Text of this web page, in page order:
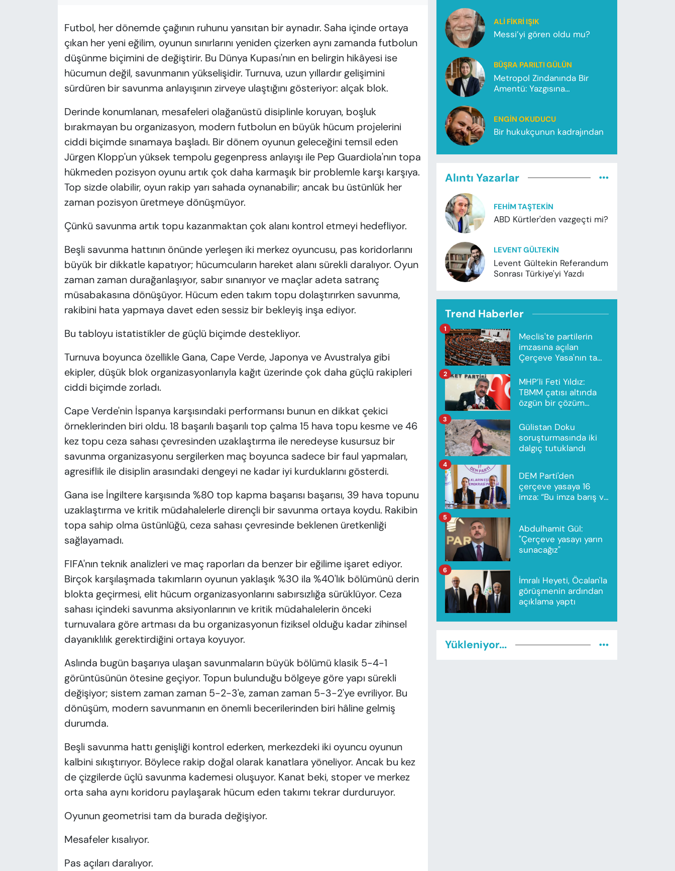
Futbol, her dönemde çağının ruhunu yansıtan bir aynadır. Saha içinde ortaya
çıkan her yeni eğilim, oyunun sınırlarını yeniden çizerken aynı zamanda futbolun
düşünme biçimini de değiştirir. Bu Dünya Kupası'nın en belirgin hikâyesi ise
hücumun değil, savunmanın yükselişidir. Turnuva, uzun yıllardır gelişimini
sürdüren bir savunma anlayışının zirveye ulaştığını gösteriyor: alçak blok.
Derinde konumlanan, mesafeleri olağanüstü disiplinle koruyan, boşluk
bırakmayan bu organizasyon, modern futbolun en büyük hücum projelerini
ciddi biçimde sınamaya başladı. Bir dönem oyunun geleceğini temsil eden
Jürgen Klopp'un yüksek tempolu gegenpress anlayışı ile Pep Guardiola'nın topa
hükmeden pozisyon oyunu artık çok daha karmaşık bir problemle karşı karşıya.
Top sizde olabilir, oyun rakip yarı sahada oynanabilir; ancak bu üstünlük her
zaman pozisyon üretmeye dönüşmüyor.
Çünkü savunma artık topu kazanmaktan çok alanı kontrol etmeyi hedefliyor.
Beşli savunma hattının önünde yerleşen iki merkez oyuncusu, pas koridorlarını
büyük bir dikkatle kapatıyor; hücumcuların hareket alanı sürekli daralıyor. Oyun
zaman zaman durağanlaşıyor, sabır sınanıyor ve maçlar adeta satranç
müsabakasına dönüşüyor. Hücum eden takım topu dolaştırırken savunma,
rakibini hata yapmaya davet eden sessiz bir bekleyiş inşa ediyor.
Bu tabloyu istatistikler de güçlü biçimde destekliyor.
Turnuva boyunca özellikle Gana, Cape Verde, Japonya ve Avustralya gibi
ekipler, düşük blok organizasyonlarıyla kağıt üzerinde çok daha güçlü rakipleri
ciddi biçimde zorladı.
Cape Verde'nin İspanya karşısındaki performansı bunun en dikkat çekici
örneklerinden biri oldu. 18 başarılı başarılı top çalma 15 hava topu kesme ve 46
kez topu ceza sahası çevresinden uzaklaştırma ile neredeyse kusursuz bir
savunma organizasyonu sergilerken maç boyunca sadece bir faul yapmaları,
agresiflik ile disiplin arasındaki dengeyi ne kadar iyi kurduklarını gösterdi.
Gana ise İngiltere karşısında %80 top kapma başarısı başarısı, 39 hava topunu
uzaklaştırma ve kritik müdahalelerle dirençli bir savunma ortaya koydu. Rakibin
topa sahip olma üstünlüğü, ceza sahası çevresinde beklenen üretkenliği
sağlayamadı.
FIFA'nın teknik analizleri ve maç raporları da benzer bir eğilime işaret ediyor.
Birçok karşılaşmada takımların oyunun yaklaşık %30 ila %40'lık bölümünü derin
blokta geçirmesi, elit hücum organizasyonlarını sabırsızlığa sürüklüyor. Ceza
sahası içindeki savunma aksiyonlarının ve kritik müdahalelerin önceki
turnuvalara göre artması da bu organizasyonun fiziksel olduğu kadar zihinsel
dayanıklılık gerektirdiğini ortaya koyuyor.
Aslında bugün başarıya ulaşan savunmaların büyük bölümü klasik 5-4-1
görüntüsünün ötesine geçiyor. Topun bulunduğu bölgeye göre yapı sürekli
değişiyor; sistem zaman zaman 5-2-3'e, zaman zaman 5-3-2'ye evriliyor. Bu
dönüşüm, modern savunmanın en önemli becerilerinden biri hâline gelmiş
durumda.
Beşli savunma hattı genişliği kontrol ederken, merkezdeki iki oyuncu oyunun
kalbini sıkıştırıyor. Böylece rakip doğal olarak kanatlara yöneliyor. Ancak bu kez
de çizgilerde üçlü savunma kademesi oluşuyor. Kanat beki, stoper ve merkez
orta saha aynı koridoru paylaşarak hücum eden takımı tekrar durduruyor.
Oyunun geometrisi tam da burada değişiyor.
Mesafeler kısalıyor.
Pas açıları daralıyor.
ALI FIKRI IŞIK
Messi’yi gören oldu mu?
BÜŞRA PARILTI GÜLÜN
Metropol Zindanında Bir
Amentü: Yazgısına
ENGIN OKUDUCU
Bir hukukçunun kadrajından
Alıntı Yazarlar
FEHIM TAŞTEKIN
ABD Kürtler'den vazgeçti mi?
LEVENT GÜLTEKIN
Levent Gültekin Referandum
Sonrası Türkiye'yi Yazdı
Trend Haberler
Meclis'te partilerin
imzasına açılan
Çerçeve Yasa'nın tam
1
MHP’li Feti Yıldız:
TBMM çatısı altında
özgün bir çözüm
2
Gülistan Doku
soruşturmasında iki
dalgıç tutuklandı
3
DEM Parti'den
çerçeve yasaya 16
imza: “Bu imza barış ve
4
Abdulhamit Gül:
"Çerçeve yasayı yarın
sunacağız"
5
İmralı Heyeti, Öcalan'la
görüşmenin ardından
açıklama yaptı
6
Yükleniyor...
KÜLTÜR-SANAT
MAGAZİN
ÖZEL HABER
YAZAR KÖŞESİ
VAN VE DİYARBAKIR HABERLERİ